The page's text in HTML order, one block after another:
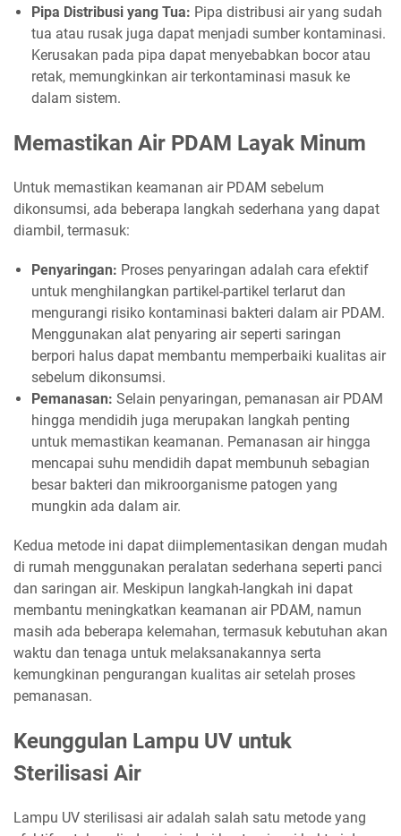
Pipa Distribusi yang Tua: Pipa distribusi air yang sudah
tua atau rusak juga dapat menjadi sumber kontaminasi.
Kerusakan pada pipa dapat menyebabkan bocor atau
retak, memungkinkan air terkontaminasi masuk ke
dalam sistem.
Memastikan Air PDAM Layak Minum
Untuk memastikan keamanan air PDAM sebelum
dikonsumsi, ada beberapa langkah sederhana yang dapat
diambil, termasuk:
Penyaringan: Proses penyaringan adalah cara efektif
untuk menghilangkan partikel-partikel terlarut dan
mengurangi risiko kontaminasi bakteri dalam air PDAM.
Menggunakan alat penyaring air seperti saringan
berpori halus dapat membantu memperbaiki kualitas air
sebelum dikonsumsi.
Pemanasan: Selain penyaringan, pemanasan air PDAM
hingga mendidih juga merupakan langkah penting
untuk memastikan keamanan. Pemanasan air hingga
mencapai suhu mendidih dapat membunuh sebagian
besar bakteri dan mikroorganisme patogen yang
mungkin ada dalam air.
Kedua metode ini dapat diimplementasikan dengan mudah
di rumah menggunakan peralatan sederhana seperti panci
dan saringan air. Meskipun langkah-langkah ini dapat
membantu meningkatkan keamanan air PDAM, namun
masih ada beberapa kelemahan, termasuk kebutuhan akan
waktu dan tenaga untuk melaksanakannya serta
kemungkinan pengurangan kualitas air setelah proses
pemanasan.
Keunggulan Lampu UV untuk
Sterilisasi Air
Lampu UV sterilisasi air adalah salah satu metode yang